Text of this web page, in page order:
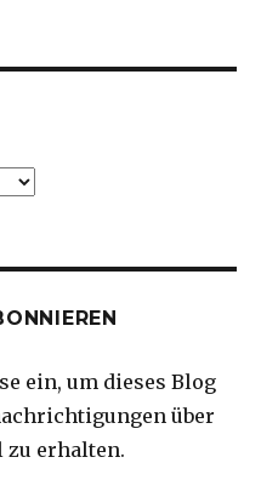
ein, um dieses Blog
über
zu erhalten.